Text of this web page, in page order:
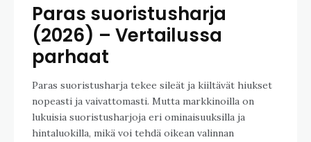
Paras suoristusharja
(2026) – Vertailussa
parhaat
Paras suoristusharja tekee sileät ja kiiltävät hiukset
nopeasti ja vaivattomasti. Mutta markkinoilla on
lukuisia suoristusharjoja eri ominaisuuksilla ja
hintaluokilla, mikä voi tehdä oikean valinnan